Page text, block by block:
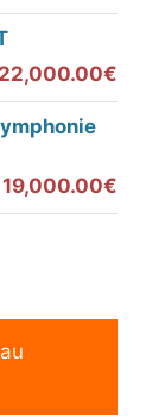
22,000.00€
19,000.00€